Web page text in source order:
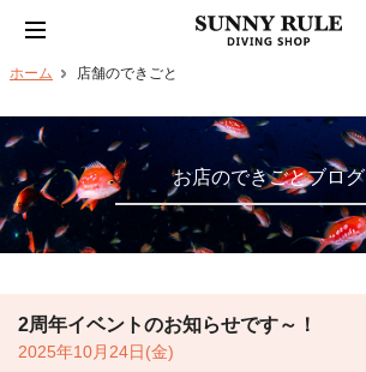
ホーム 店舗のできごと
お店のできごとブログ
2周年イベントのお知らせです～！
2025年10月24日(金)